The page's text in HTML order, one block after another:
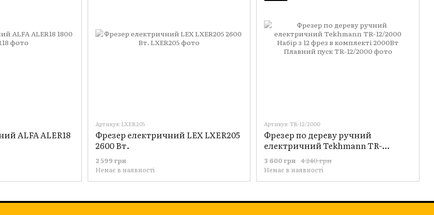
ALFA ALER18
Артикул: LXER205
Фрезер електричний LEX LXER205
2600 Вт.
2 599 грн
Немає в наявності
Артикул: TR-12/2000
Фрезер по дереву ручний
електричний Tekhmann TR-
12/2000 Набір з 12 фрез в комплекті
2000Вт Плавний пуск
4 240 грн
3 600 грн
Немає в наявності